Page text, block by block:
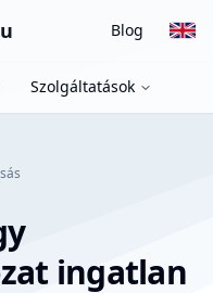
Blog
Szolgáltatások
ingatlan